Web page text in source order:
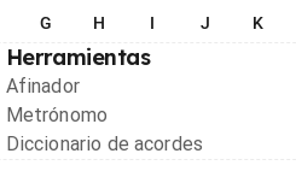
G H I J K
Herramientas
Afinador
Metrónomo
Diccionario de acordes